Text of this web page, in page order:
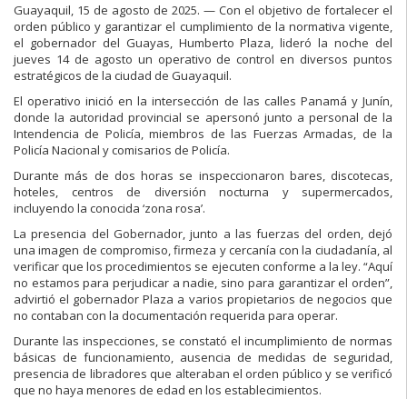
Guayaquil, 15 de agosto de 2025. — Con el objetivo de fortalecer el
orden público y garantizar el cumplimiento de la normativa vigente,
el gobernador del Guayas, Humberto Plaza, lideró la noche del
jueves 14 de agosto un operativo de control en diversos puntos
estratégicos de la ciudad de Guayaquil.
El operativo inició en la intersección de las calles Panamá y Junín,
donde la autoridad provincial se apersonó junto a personal de la
Intendencia de Policía, miembros de las Fuerzas Armadas, de la
Policía Nacional y comisarios de Policía.
Durante más de dos horas se inspeccionaron bares, discotecas,
hoteles, centros de diversión nocturna y supermercados,
incluyendo la conocida ‘zona rosa’.
La presencia del Gobernador, junto a las fuerzas del orden, dejó
una imagen de compromiso, firmeza y cercanía con la ciudadanía, al
verificar que los procedimientos se ejecuten conforme a la ley. “Aquí
no estamos para perjudicar a nadie, sino para garantizar el orden”,
advirtió el gobernador Plaza a varios propietarios de negocios que
no contaban con la documentación requerida para operar.
Durante las inspecciones, se constató el incumplimiento de normas
básicas de funcionamiento, ausencia de medidas de seguridad,
presencia de libradores que alteraban el orden público y se verificó
que no haya menores de edad en los establecimientos.